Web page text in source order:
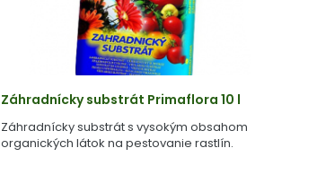
Záhradnícky substrát Primaflora 10 l
Záhradnícky substrát s vysokým obsahom
organických látok na pestovanie rastlín.